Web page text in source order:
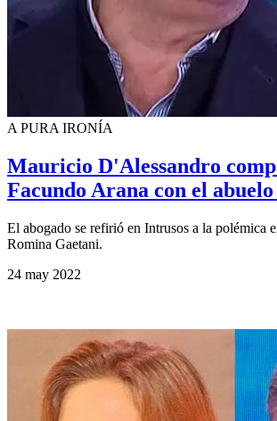
A PURA IRONÍA
Mauricio D'Alessandro
Facundo Arana con el
El abogado se refirió en Intrusos a la polémica
Romina Gaetani.
24 may 2022